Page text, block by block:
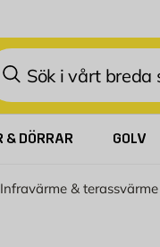
& DÖRRAR GOLV
Infravärme & terassvärme